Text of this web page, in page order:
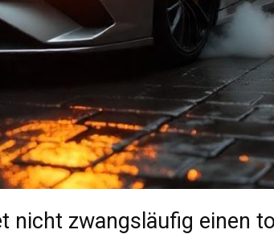
nicht zwangsläufig einen